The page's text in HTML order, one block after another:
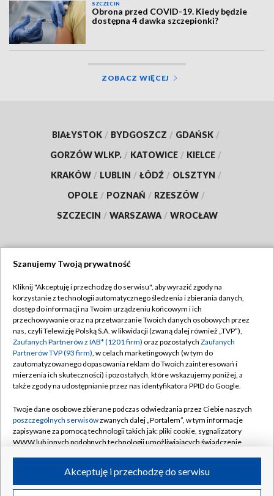
SZCZECIN
Obrona przed COVID-19. Kiedy będzie
dostępna 4 dawka szczepionki?
ZOBACZ WIĘCEJ
BIAŁYSTOK / BYDGOSZCZ / GDAŃSK /
GORZÓW WLKP. / KATOWICE / KIELCE /
KRAKÓW / LUBLIN / ŁÓDŹ / OLSZTYN /
OPOLE / POZNAŃ / RZESZÓW /
SZCZECIN / WARSZAWA / WROCŁAW
TVP
Abonament TVP
Emisja w TVP
Centrum informacji TVP
Naziemna Telewizja Cyfrowa
Rada Programowa
System NOS
Informacje o nadawcy
Program dla prasy
Regulamin TVP
Polityka prywatności
Moje zgody
Pomoc
Kontakt
Kanały
©2026 Telewizja Polska S.A. w likwidacji
Szanujemy Twoją prywatność
Kliknij "Akceptuję i przechodzę do serwisu", aby wyrazić zgody na
korzystanie z technologii automatycznego śledzenia i zbierania danych,
dostęp do informacji na Twoim urządzeniu końcowym i ich
przechowywanie oraz na przetwarzanie Twoich danych osobowych przez
nas, czyli Telewizję Polską S.A. w likwidacji (zwaną dalej również „TVP”),
Zaufanych Partnerów z IAB* (1201 firm) oraz pozostałych Zaufanych
Partnerów TVP (93 firm), w celach marketingowych (w tym do
zautomatyzowanego dopasowania reklam do Twoich zainteresowań i
mierzenia ich skuteczności) i pozostałych, które wskazujemy poniżej, a
także zgody na udostępnianie przez nas identyfikatora PPID do Google.
Twoje dane osobowe zbierane podczas odwiedzania przez Ciebie naszych
poszczególnych serwisówzwanych dalej „Portalem”, w tym informacje
zapisywane za pomocą technologii takich jak: pliki cookie, sygnalizatory
WWW lub innych podobnych technologii umożliwiających świadczenie
ruchu w Internecie.Akceptuję i przechodzę do serwisu